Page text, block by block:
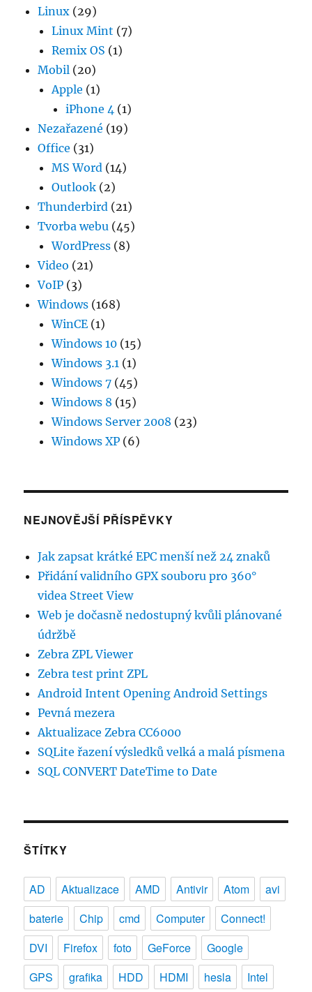
Linux (29)
Linux Mint (7)
Remix OS (1)
Mobil (20)
Apple (1)
iPhone 4 (1)
Nezařazené (19)
Office (31)
MS Word (14)
Outlook (2)
Thunderbird (21)
Tvorba webu (45)
WordPress (8)
Video (21)
VoIP (3)
Windows (168)
WinCE (1)
Windows 10 (15)
Windows 3.1 (1)
Windows 7 (45)
Windows 8 (15)
Windows Server 2008 (23)
Windows XP (6)
NEJNOVĚJŠÍ PŘÍSPĚVKY
Jak zapsat krátké EPC menší než 24 znaků
Přidání validního GPX souboru pro 360°
videa Street View
Web je dočasně nedostupný kvůli plánované
údržbě
Zebra ZPL Viewer
Zebra test print ZPL
Android Intent Opening Android Settings
Pevná mezera
Aktualizace Zebra CC6000
SQLite řazení výsledků velká a malá písmena
SQL CONVERT DateTime to Date
ŠTÍTKY
AD Aktualizace AMD Antivir Atom
avi
baterie
Chip cmd Computer
Connect!
DVI
Firefox foto GeForce
Google
GPS
grafika HDD HDMI hesla Intel